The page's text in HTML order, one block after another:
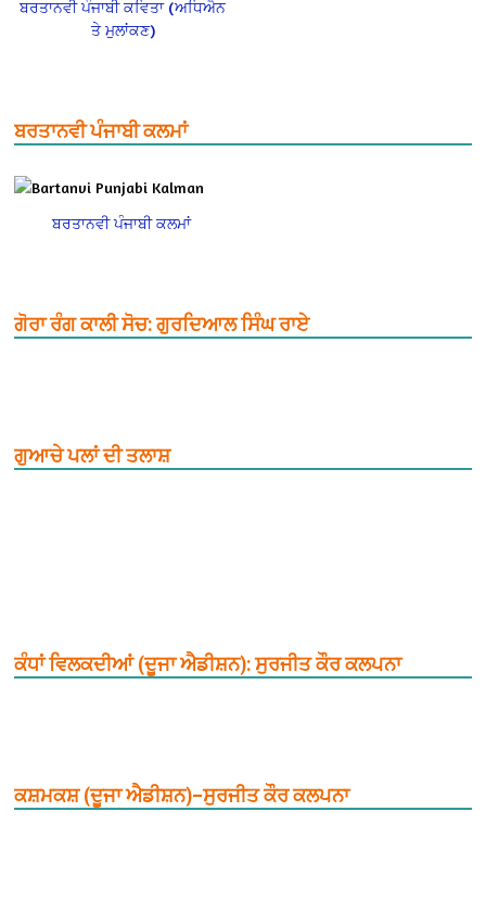
ਬਰਤਾਨਵੀ ਪੰਜਾਬੀ ਕਵਿਤਾ (ਅਧਿਐਨ
ਤੇ ਮੁਲਾਂਕਣ)
ਬਰਤਾਨਵੀ ਪੰਜਾਬੀ ਕਲਮਾਂ
ਬਰਤਾਨਵੀ ਪੰਜਾਬੀ ਕਲਮਾਂ
ਗੋਰਾ ਰੰਗ ਕਾਲੀ ਸੋਚ: ਗੁਰਦਿਆਲ ਸਿੰਘ ਰਾਏ
ਗੁਆਚੇ ਪਲਾਂ ਦੀ ਤਲਾਸ਼
ਕੰਧਾਂ ਵਿਲਕਦੀਆਂ (ਦੂਜਾ ਐਡੀਸ਼ਨ): ਸੁਰਜੀਤ ਕੌਰ ਕਲਪਨਾ
ਕਸ਼ਮਕਸ਼ (ਦੂਜਾ ਐਡੀਸ਼ਨ)–ਸੁਰਜੀਤ ਕੌਰ ਕਲਪਨਾ